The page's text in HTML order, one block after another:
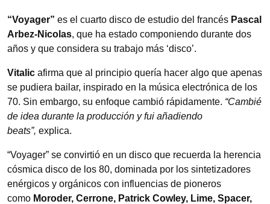
“Voyager” es el cuarto disco de estudio del francés Pascal
Arbez-Nicolas, que ha estado componiendo durante dos
años y que considera su trabajo más ‘disco’.
Vitalic afirma que al principio quería hacer algo que apenas
se pudiera bailar, inspirado en la música electrónica de los
70. Sin embargo, su enfoque cambió rápidamente. “Cambié
de idea durante la producción y fui añadiendo
beats”, explica.
“Voyager” se convirtió en un disco que recuerda la herencia
cósmica disco de los 80, dominada por los sintetizadores
enérgicos y orgánicos con influencias de pioneros
como Moroder, Cerrone, Patrick Cowley, Lime, Spacer,